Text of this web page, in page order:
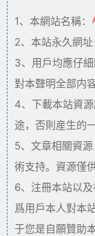
1、本網站名稱：
2、本站永久網址
3、用戶均應仔
對本聲明全部内
4、下載本站資
途，否則産生的
5、文章相關資
術支持。資源僅
6、注冊本站以
爲用戶本人對本
于您是自願贊助